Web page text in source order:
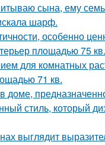
сына, ему семь
шарф.
особенно
площадью 75 кв.
для комнатных
71 кв.
доме,
стиль, который
выглядит